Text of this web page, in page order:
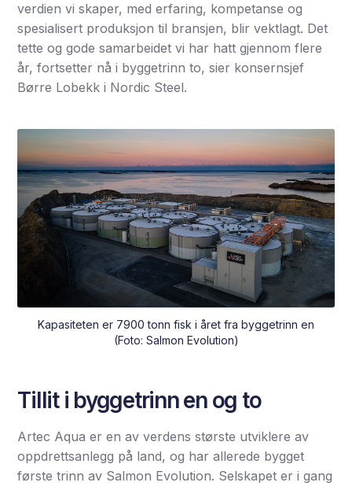
verdien vi skaper, med erfaring, kompetanse og
spesialisert produksjon til bransjen, blir vektlagt. Det
tette og gode samarbeidet vi har hatt gjennom flere
år, fortsetter nå i byggetrinn to, sier konsernsjef
Børre Lobekk i Nordic Steel.
Kapasiteten er 7900 tonn fisk i året fra byggetrinn en
(Foto: Salmon Evolution)
Tillit i byggetrinn en og to
Artec Aqua er en av verdens største utviklere av
oppdrettsanlegg på land, og har allerede bygget
første trinn av Salmon Evolution. Selskapet er i gang